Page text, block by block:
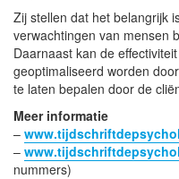
Zij stellen dat het belangrijk
verwachtingen van mensen
Daarnaast kan de
geoptimaliseerd worden
te laten bepalen door de
Meer informatie
–
–
nummers)